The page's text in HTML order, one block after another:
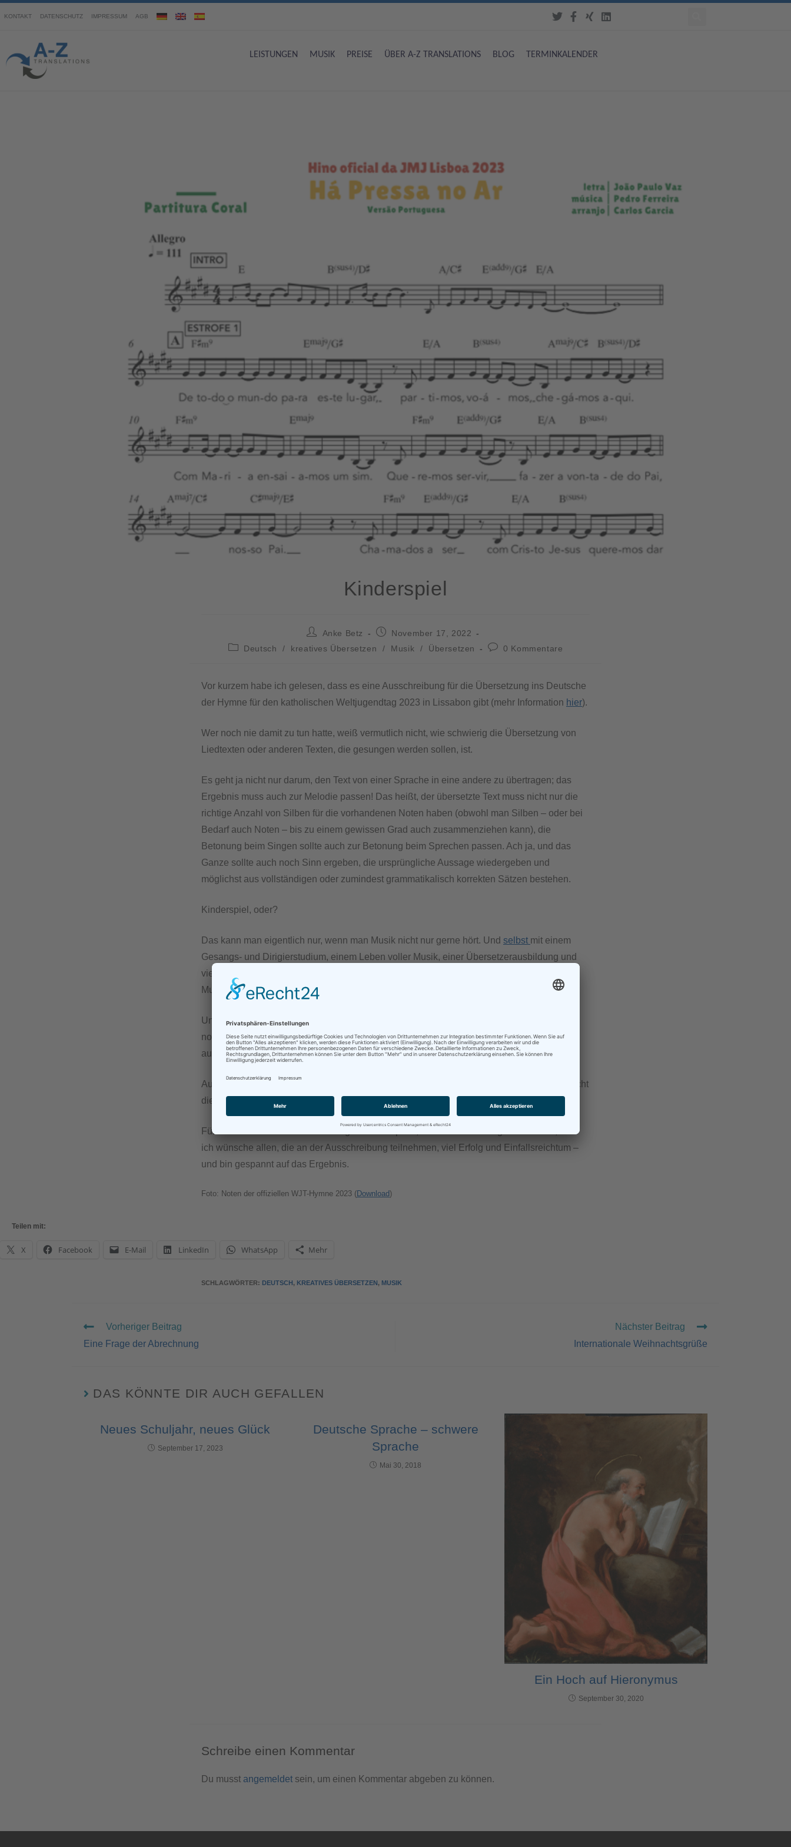
KONTAKT DATENSCHUTZ IMPRESSUM AGB
LEISTUNGEN MUSIK PREISE ÜBER A-Z TRANSLATIONS BLOG TERMINKALENDER
Kinderspiel
Anke Betz
November 17, 2022
Deutsch
/ kreatives Übersetzen / Musik / Übersetzen 0 Kommentare
Vor kurzem habe ich gelesen, dass es eine Ausschreibung für die Übersetzung ins Deutsche
der Hymne für den katholischen Weltjugendtag 2023 in Lissabon gibt (mehr Information hier).
Wer noch nie damit zu tun hatte, weiß vermutlich nicht, wie schwierig die Übersetzung von
Liedtexten oder anderen Texten, die gesungen werden sollen, ist.
Es geht ja nicht nur darum, den Text von einer Sprache in eine andere zu übertragen; das
Ergebnis muss auch zur Melodie passen! Das heißt, der übersetzte Text muss nicht nur die
richtige Anzahl von Silben für die vorhandenen Noten haben (obwohl man Silben – oder bei
Bedarf auch Noten – bis zu einem gewissen Grad auch zusammenziehen kann), die
Betonung beim Singen sollte auch zur Betonung beim Sprechen passen. Ach ja, und das
Ganze sollte auch noch Sinn ergeben, die ursprüngliche Aussage wiedergeben und
möglichst aus vollständigen oder zumindest grammatikalisch korrekten Sätzen bestehen.
Kinderspiel, oder?
Das kann man eigentlich nur, wenn man Musik nicht nur gerne hört. Und selbst mit einem
Gesangs- und Dirigierstudium, einem Leben voller Musik, einer Übersetzerausbildung und
viel Erfahrung ist diese Art von Übersetzung unglaublich schwierig und braucht Zeit und
Muße.
Und es ist definitiv keine Übersetzung, die man einer Maschine überlässt, und sei sie auch
noch so intelligent, sondern einem Profi, der sich sowohl mit Sprache als auch Musik
auskennt.
Auch Laien werden sich damit vermutlich schwertun, wobei im oben genannten Fall vielleicht
die Begeisterung für die Sache, Kooperation und viel Zeit helfen werden.
Für mich ist es allein schon deswegen keine Option, weil ich kein Portugiesisch kann, aber
ich wünsche allen, die an der Ausschreibung teilnehmen, viel Erfolg und Einfallsreichtum –
und bin gespannt auf das Ergebnis.
Foto: Noten der offiziellen WJT-Hymne 2023 (Download)
Teilen mit:
X Facebook E-Mail LinkedIn WhatsApp Mehr
SCHLAGWÖRTER: DEUTSCH , KREATIVES ÜBERSETZEN , MUSIK
Vorheriger Beitrag
Eine Frage der Abrechnung
Nächster Beitrag
Internationale Weihnachtsgrüße
DAS KÖNNTE DIR AUCH GEFALLEN
Neues Schuljahr, neues Glück
September 17, 2023
Deutsche Sprache – schwere
Sprache
Mai 30, 2018
Ein Hoch auf Hieronymus
September 30, 2020
Schreibe einen Kommentar
Du musst angemeldet sein, um einen Kommentar abgeben zu können.